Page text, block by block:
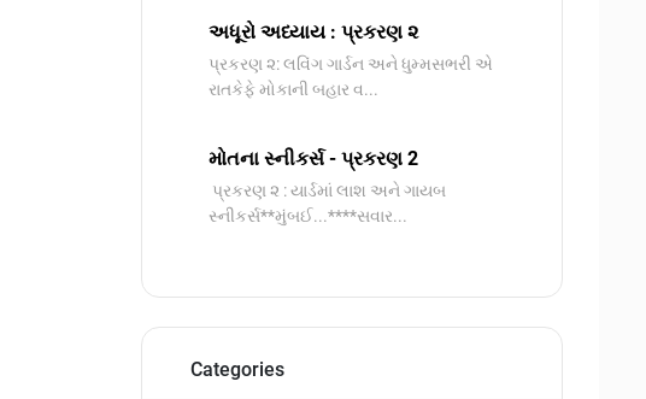
અધૂરો અધ્યાય : પ્રકરણ ૨
પ્રકરણ ૨: લવિંગ ગાર્ડન અને ધુમ્મસભરી એ
રાતકેફે મોકાની બહાર વ...
મોતના સ્નીકર્સ - પ્રકરણ 2
પ્રકરણ ૨ : યાર્ડમાં લાશ અને ગાયબ
સ્નીકર્સ**મુંબઈ...****સવાર...
Categories